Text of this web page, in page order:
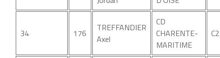
34 176
TREFFANDIER
Axel
CD
CHARENTE-
MARITIME
C2